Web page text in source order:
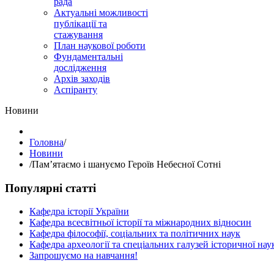
Актуальні можливості
публікації та
стажування
План наукової роботи
Фундаментальні
дослідження
Архів заходів
Аспіранту
Hовини
Головна/
Hовини
/Пам’ятаємо і шануємо Героїв Небесної Сотні
Популярні статті
Кафедра історії України
Кафедра всесвітньої історії та міжнародних відносин
Кафедра філософії, соціальних та політичних наук
Кафедра археології та спеціальних галузей історичної
Запрошуємо на навчання!